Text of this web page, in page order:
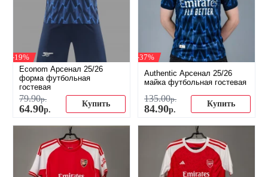
-19%
Econom Арсенал 25/26
форма футбольная
гостевая
79.90р.
64.90р.
Купить
-37%
Authentic Арсенал 25/26
майка футбольная гостевая
135.00р.
84.90р.
Купить